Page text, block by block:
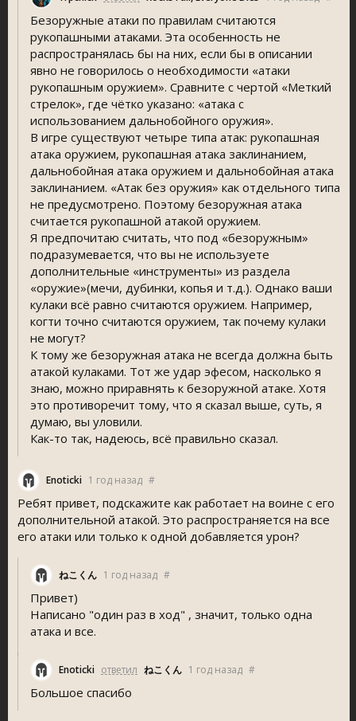
Безоружные атаки по правилам считаются
рукопашными атаками. Эта особенность не
распространялась бы на них, если бы в описании
явно не говорилось о необходимости «атаки
рукопашным оружием». Сравните с чертой «Меткий
стрелок», где чётко указано: «атака с
использованием дальнобойного оружия».
В игре существуют четыре типа атак: рукопашная
атака оружием, рукопашная атака заклинанием,
дальнобойная атака оружием и дальнобойная атака
заклинанием. «Атак без оружия» как отдельного типа
не предусмотрено. Поэтому безоружная атака
считается рукопашной атакой оружием.
Я предпочитаю считать, что под «безоружным»
подразумевается, что вы не используете
дополнительные «инструменты» из раздела
«оружие»(мечи, дубинки, копья и т.д.). Однако ваши
кулаки всё равно считаются оружием. Например,
когти точно считаются оружием, так почему кулаки
не могут?
К тому же безоружная атака не всегда должна быть
атакой кулаками. Тот же удар эфесом, насколько я
знаю, можно приравнять к безоружной атаке. Хотя
это противоречит тому, что я сказал выше, суть, я
думаю, вы уловили.
Как-то так, надеюсь, всё правильно сказал.
Enoticki 1 год назад #
Ребят привет, подскажите как работает на воине с его
дополнительной атакой. Это распространяется на все
его атаки или только к одной добавляется урон?
ねこくん 1 год назад #
Привет)
Написано "один раз в ход" , значит, только одна
атака и все.
Enoticki ответил ねこくん 1 год назад #
Большое спасибо